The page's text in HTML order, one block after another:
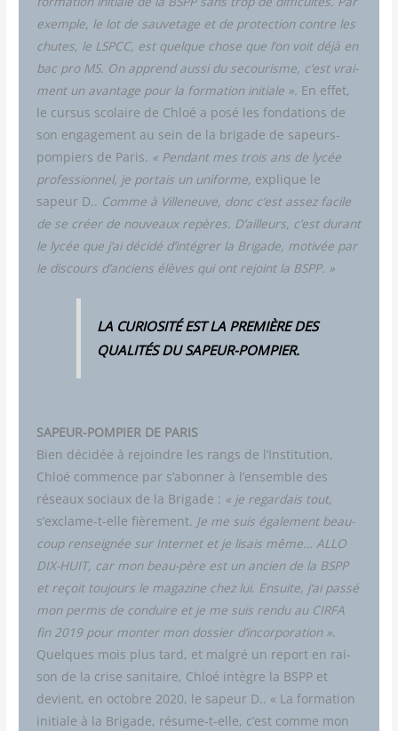
exemple, le lot de sau­ve­tage et de pro­tec­tion contre les
chutes, le LSPCC, est quelque chose que l’on voit déjà en
bac pro MS. On apprend aus­si du secou­risme, c’est vrai­
ment un avan­tage pour la for­ma­tion ini­tiale ». En effet,
le cur­sus sco­laire de Chloé a posé les fon­da­tions de
son enga­ge­ment au sein de la bri­gade de sapeurs-
pom­piers de Paris. « Pen­dant mes trois ans de lycée
pro­fes­sion­nel, je por­tais un uni­forme, explique le
sapeur D.. Comme à Vil­le­neuve, donc c’est assez facile
de se créer de nou­veaux repères. D’ailleurs, c’est durant
le lycée que j’ai déci­dé d’intégrer la Bri­gade, moti­vée par
le dis­cours d’anciens élèves qui ont rejoint la BSPP. »
LA CURIOSITÉ EST LA PREMIÈRE DES
QUALITÉS DU SAPEUR-POMPIER.
SAPEUR-POMPIER DE PARIS
Bien déci­dée à rejoindre les rangs de l’Institution,
Chloé com­mence par s’abonner à l’ensemble des
réseaux sociaux de la Bri­gade : « je regar­dais tout,
s’exclame-t-elle fiè­re­ment. Je me suis éga­le­ment beau­
coup ren­sei­gnée sur Inter­net et je lisais même… ALLO
DIX-HUIT, car mon beau-père est un ancien de la BSPP
et reçoit tou­jours le maga­zine chez lui. Ensuite, j’ai pas­sé
mon per­mis de conduire et je me suis ren­du au CIRFA
fin 2019 pour mon­ter mon dos­sier d’incorporation ».
Quelques mois plus tard, et mal­gré un report en rai­
son de la crise sani­taire, Chloé intègre la BSPP et
devient, en octobre 2020, le sapeur D.. « La for­ma­tion
ini­tiale à la Bri­gade, résume-t-elle, c’est comme mon